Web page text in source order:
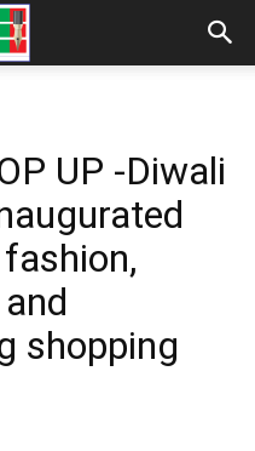
UP -Diwali
shopping